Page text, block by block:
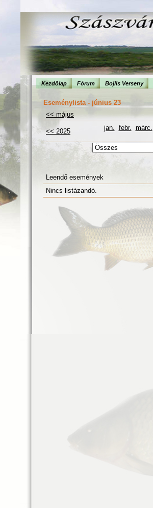
Kezdõlap Fórum Bojlis Verseny
Eseménylista - június 23
<< május
<< 2025 jan. febr. márc.
Leendő események
Nincs listázandó.